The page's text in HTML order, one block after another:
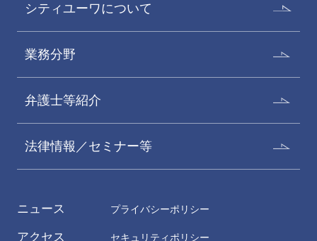
シティユーワについて
業務分野
弁護士等紹介
法律情報／セミナー等
ニュース
アクセス
プライバシーポリシー
セキュリティポリシー